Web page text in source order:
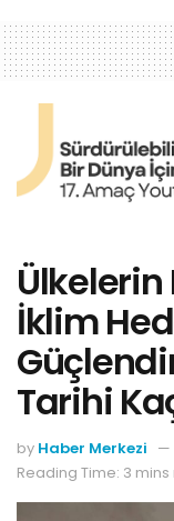
İklim
Tarihi
by Haber Merkezi
Reading Time: 3